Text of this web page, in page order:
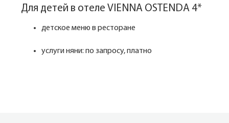
Для детей в отеле VIENNA OSTENDA 4*
детское меню в ресторане
услуги няни: по запросу, платно